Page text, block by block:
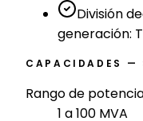
División
generación:
CAPACIDADES —
Rango de
1 a 100 MVA